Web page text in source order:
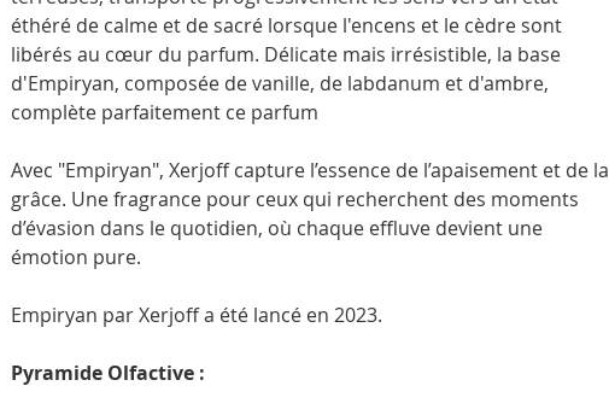
éthéré de calme et de sacré lorsque l'encens et le cèdre sont
libérés au cœur du parfum. Délicate mais irrésistible, la base
d'Empiryan, composée de vanille, de labdanum et d'ambre,
complète parfaitement ce parfum
Avec "Empiryan", Xerjoff capture l’essence de l’apaisement et de la
grâce. Une fragrance pour ceux qui recherchent des moments
d’évasion dans le quotidien, où chaque effluve devient une
émotion pure.
Empiryan par Xerjoff a été lancé en 2023.
Pyramide Olfactive :